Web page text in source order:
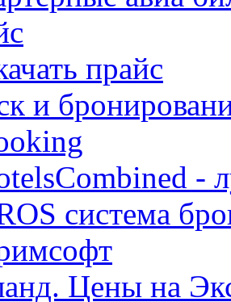
прайс
и
-
система
Цены на